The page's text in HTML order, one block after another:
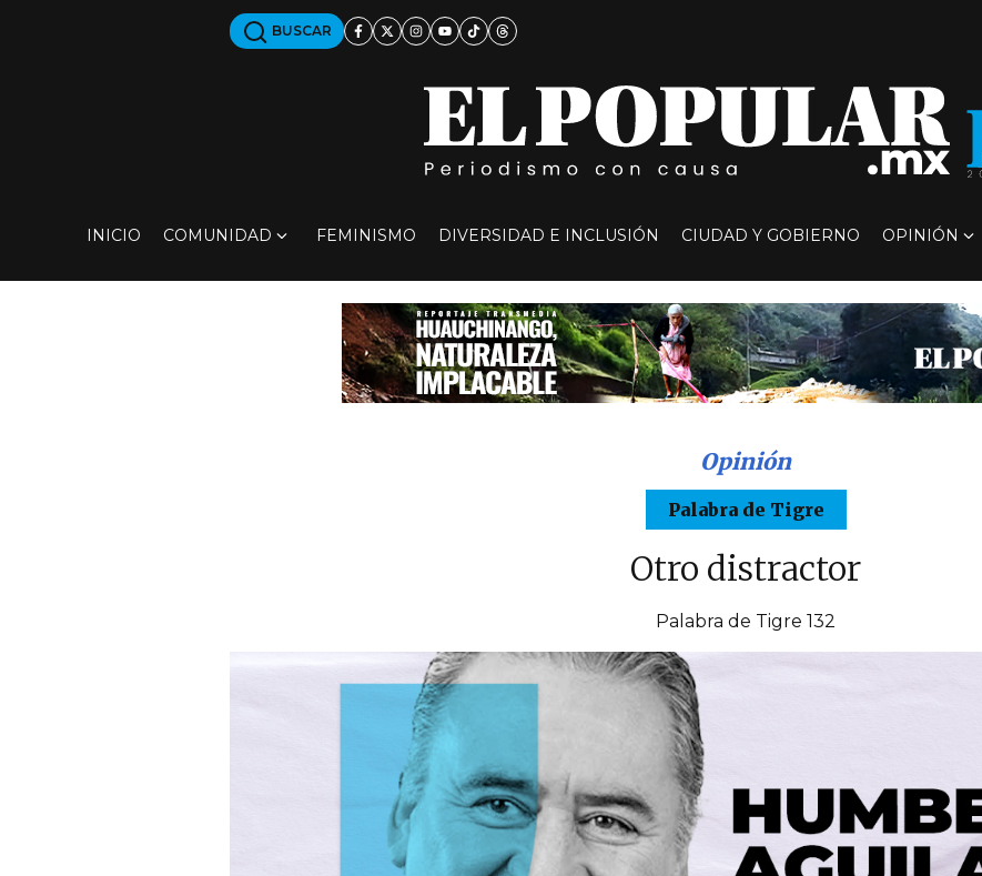
BUSCAR
INICIO COMUNIDAD FEMINISMO DIVERSIDAD E INCLUSIÓN CIUDAD Y GOBIERNO OPINIÓN
Opinión
Palabra de Tigre
Otro distractor
Palabra de Tigre 132